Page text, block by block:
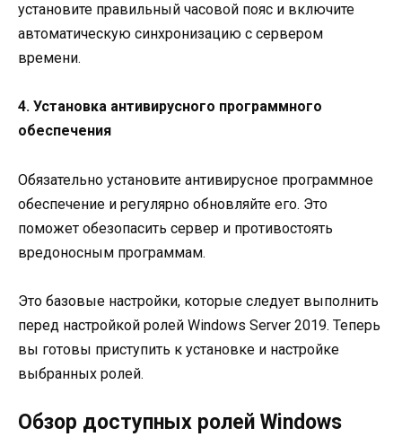
установите правильный часовой пояс и включите
автоматическую синхронизацию с сервером
времени.
4. Установка антивирусного программного
обеспечения
Обязательно установите антивирусное программное
обеспечение и регулярно обновляйте его. Это
поможет обезопасить сервер и противостоять
вредоносным программам.
Это базовые настройки, которые следует выполнить
перед настройкой ролей Windows Server 2019. Теперь
вы готовы приступить к установке и настройке
выбранных ролей.
Обзор доступных ролей Windows